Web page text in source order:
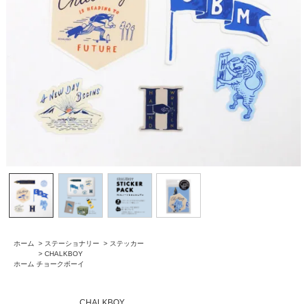
ホーム > ステーショナリー > ステッカー
ホーム
> CHALKBOY
チョークボーイ